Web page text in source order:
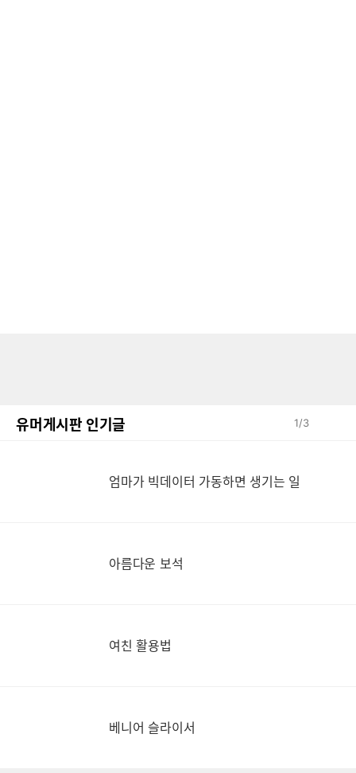
유머게시판 인기글 1/3
엄마가 빅데이터 가동하면 생기는 일
아름다운 보석
여친 활용법
베니어 슬라이서